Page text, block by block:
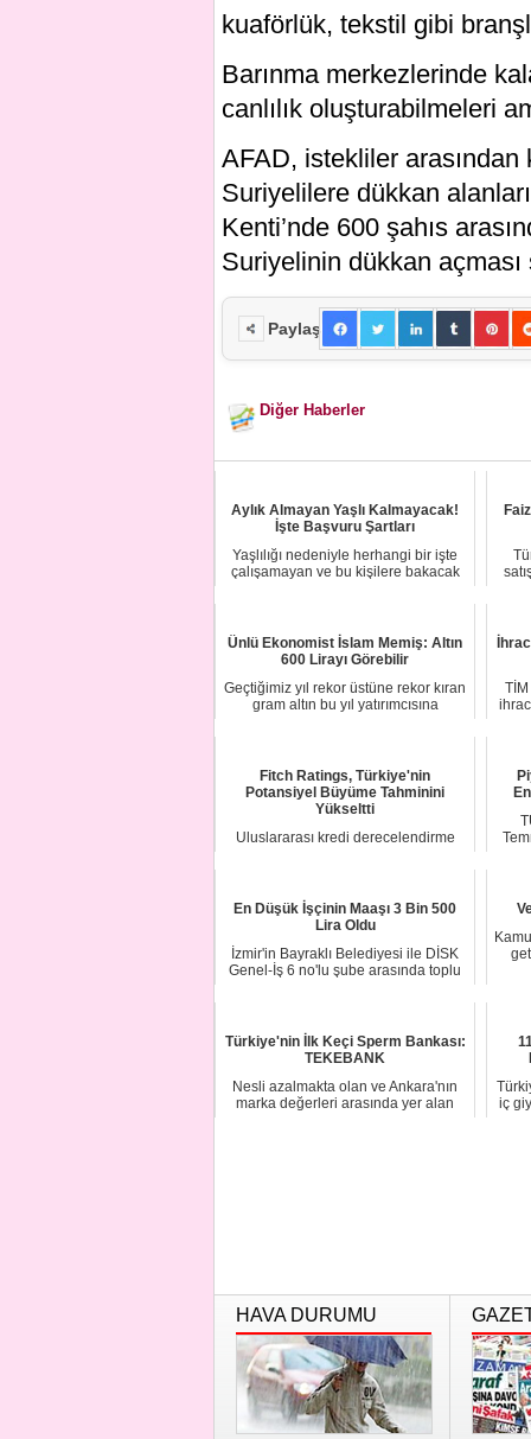
kuaförlük, tekstil gibi
Barınma merkezlerinde
canlılık oluşturabilmeleri
AFAD, istekliler
Suriyelilere dükkan
Kenti’nde 600 şahıs
Suriyelinin dükkan açması
Paylaş
Diğer Haberler
Aylık Almayan Yaşlı Kalmayacak!
İşte Başvuru Şartları
Yaşlılığı nedeniyle herhangi bir işte
çalışamayan ve bu kişilere bakacak
Ünlü Ekonomist İslam Memiş: Altın
600 Lirayı Görebilir
Geçtiğimiz yıl rekor üstüne rekor kıran
gram altın bu yıl yatırımcısına
Fitch Ratings, Türkiye'nin
Potansiyel Büyüme Tahminini
Yükseltti
Uluslararası kredi derecelendirme
En Düşük İşçinin Maaşı 3 Bin 500
Lira Oldu
İzmir'in Bayraklı Belediyesi ile DİSK
Genel-İş 6 no'lu şube arasında toplu
Türkiye'nin İlk Keçi Sperm Bankası:
TEKEBANK
Nesli azalmakta olan ve Ankara'nın
marka değerleri arasında yer alan
iç
HAVA DURUMU